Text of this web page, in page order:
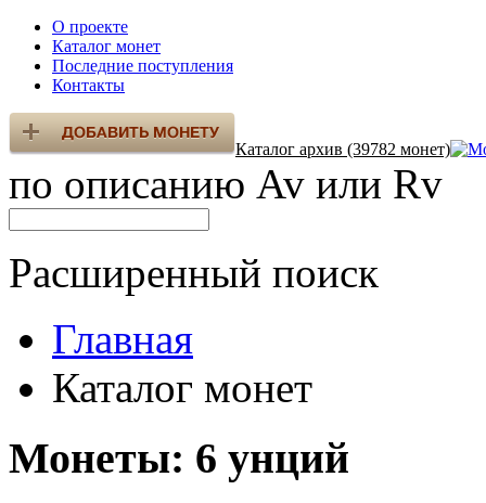
О проекте
Каталог монет
Последние поступления
Контакты
Каталог архив (39782 монет)
по описанию Av или Rv
Расширенный поиск
Главная
Каталог монет
Монеты: 6 унций